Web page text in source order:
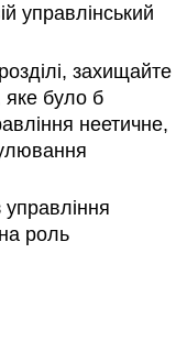
управлінський
захищайте
яке було б
неетичне,
управління
роль